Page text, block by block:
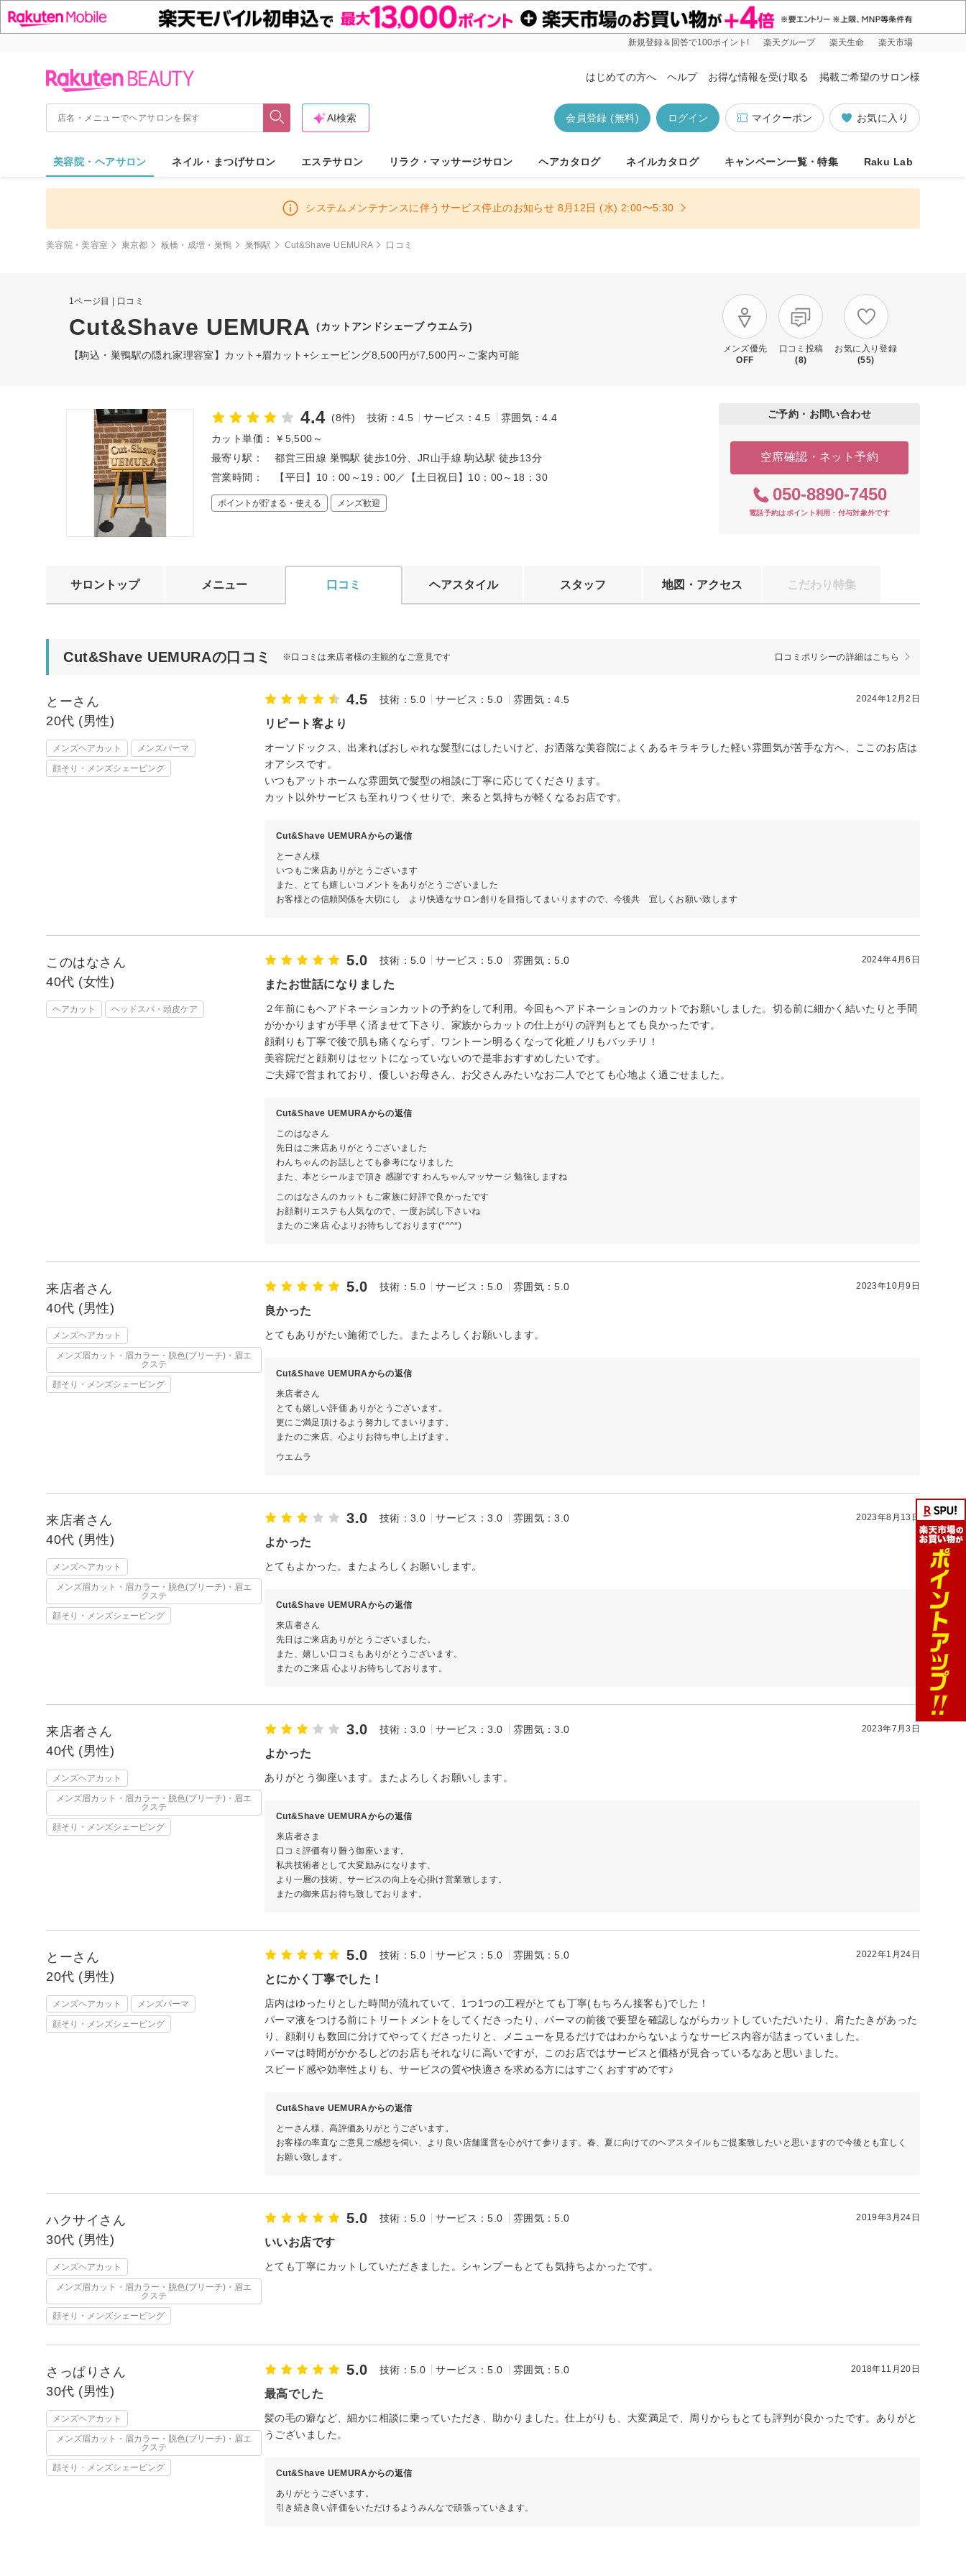
新規登録＆回答で100ポイント! 楽天グループ 楽天生命 楽天市場
はじめての方へ ヘルプ お得な情報を受け取る 掲載ご希望のサロン様
お気に入り
マイクーポン
ログイン
会員登録 (無料)
AI検索
美容院・ヘアサロン ネイル・まつげサロン エステサロン リラク・マッサージサロン ヘアカタログ ネイルカタログ キャンペーン一覧・特集 Raku Lab
システムメンテナンスに伴うサービス停止のお知らせ 8月12日 (水) 2:00〜5:30
美容院・美容室 東京都 板橋・成増・巣鴨 巣鴨駅 Cut&Shave UEMURA 口コミ
1ページ目 | 口コミ
Cut&Shave UEMURA (カットアンドシェーブ ウエムラ)
【駒込・巣鴨駅の隠れ家理容室】カット+眉カット+シェービング8,500円が7,500円～ご案内可能
メンズ優先
OFF
口コミ投稿
(8)
お気に入り登録
(55)
4.4 (8件) 技術：4.5 サービス：4.5
雰囲気：4.4
カット単価：
￥5,500～
最寄り駅：
都営三田線 巣鴨駅 徒歩10分、JR山手線 駒込駅 徒歩13分
営業時間：
【平日】10：00～19：00／【土日祝日】10：00～18：30
ポイントが貯まる・使える メンズ歓迎
ご予約・お問い合わせ
空席確認・ネット予約
050-8890-7450
電話予約はポイント利用・付与対象外です
サロントップ メニュー 口コミ ヘアスタイル スタッフ 地図・アクセス こだわり特集
Cut&Shave UEMURAの口コミ ※口コミは来店者様の主観的なご意見です 口コミポリシーの詳細はこちら
とーさん
20代 (男性)
メンズヘアカット
メンズパーマ
顔そり・メンズシェービング
4.5 技術：5.0 サービス：5.0 雰囲気：4.5 2024年12月2日
リピート客より
オーソドックス、出来ればおしゃれな髪型にはしたいけど、お洒落な美容院によくあるキラキラした軽い雰囲気が苦手な方へ、ここのお店は
オアシスです。
いつもアットホームな雰囲気で髪型の相談に丁寧に応じてくださります。
カット以外サービスも至れりつくせりで、来ると気持ちが軽くなるお店です。
Cut&Shave UEMURAからの返信
とーさん様
いつもご来店ありがとうございます
また、とても嬉しいコメントをありがとうございました
お客様との信頼関係を大切にし より快適なサロン創りを目指してまいりますので、今後共 宜しくお願い致します
このはなさん
40代 (女性)
ヘアカット ヘッドスパ・頭皮ケア
5.0 技術：5.0 サービス：5.0 雰囲気：5.0 2024年4月6日
またお世話になりました
２年前にもヘアドネーションカットの予約をして利用。今回もヘアドネーションのカットでお願いしました。切る前に細かく結いたりと手間
がかかりますが手早く済ませて下さり、家族からカットの仕上がりの評判もとても良かったです。
顔剃りも丁寧で後で肌も痛くならず、ワントーン明るくなって化粧ノリもバッチリ！
美容院だと顔剃りはセットになっていないので是非おすすめしたいです。
ご夫婦で営まれており、優しいお母さん、お父さんみたいなお二人でとても心地よく過ごせました。
Cut&Shave UEMURAからの返信
このはなさん
先日はご来店ありがとうございました
わんちゃんのお話しとても参考になりました
また、本とシールまで頂き 感謝です わんちゃんマッサージ 勉強しますね
このはなさんのカットもご家族に好評で良かったです
お顔剃りエステも人気なので、一度お試し下さいね
またのご来店 心よりお待ちしております(*^^*)
来店者さん
40代 (男性)
メンズヘアカット
メンズ眉カット・眉カラー・脱色(ブリーチ)・眉エ
クステ
顔そり・メンズシェービング
5.0 技術：5.0 サービス：5.0 雰囲気：5.0 2023年10月9日
良かった
とてもありがたい施術でした。またよろしくお願いします。
Cut&Shave UEMURAからの返信
来店者さん
とても嬉しい評価 ありがとうございます。
更にご満足頂けるよう努力してまいります。
またのご来店、心よりお待ち申し上げます。
ウエムラ
来店者さん
40代 (男性)
メンズヘアカット
メンズ眉カット・眉カラー・脱色(ブリーチ)・眉エ
クステ
顔そり・メンズシェービング
3.0 技術：3.0 サービス：3.0 雰囲気：3.0 2023年8月13日
よかった
とてもよかった。またよろしくお願いします。
Cut&Shave UEMURAからの返信
来店者さん
先日はご来店ありがとうございました。
また、嬉しい口コミもありがとうございます。
またのご来店 心よりお待ちしております。
来店者さん
40代 (男性)
メンズヘアカット
メンズ眉カット・眉カラー・脱色(ブリーチ)・眉エ
クステ
顔そり・メンズシェービング
3.0 技術：3.0 サービス：3.0 雰囲気：3.0 2023年7月3日
よかった
ありがとう御座います。またよろしくお願いします。
Cut&Shave UEMURAからの返信
来店者さま
口コミ評価有り難う御座います。
私共技術者として大変励みになります、
より一層の技術、サービスの向上を心掛け営業致します。
またの御来店お待ち致しております。
とーさん
20代 (男性)
メンズヘアカット
メンズパーマ
顔そり・メンズシェービング
5.0 技術：5.0 サービス：5.0 雰囲気：5.0 2022年1月24日
とにかく丁寧でした！
店内はゆったりとした時間が流れていて、1つ1つの工程がとても丁寧(もちろん接客も)でした！
パーマ液をつける前にトリートメントをしてくださったり、パーマの前後で要望を確認しながらカットしていただいたり、肩たたきがあった
り、顔剃りも数回に分けてやってくださったりと、メニューを見るだけではわからないようなサービス内容が詰まっていました。
パーマは時間がかかるしどのお店もそれなりに高いですが、このお店ではサービスと価格が見合っているなあと思いました。
スピード感や効率性よりも、サービスの質や快適さを求める方にはすごくおすすめです♪
Cut&Shave UEMURAからの返信
とーさん様、高評価ありがとうございます。
お客様の率直なご意見ご感想を伺い、より良い店舗運営を心がけて参ります。春、夏に向けてのヘアスタイルもご提案致したいと思いますので今後とも宜しく
お願い致します。
ハクサイさん
30代 (男性)
メンズヘアカット
メンズ眉カット・眉カラー・脱色(ブリーチ)・眉エ
クステ
顔そり・メンズシェービング
5.0 技術：5.0 サービス：5.0 雰囲気：5.0 2019年3月24日
いいお店です
とても丁寧にカットしていただきました。シャンプーもとても気持ちよかったです。
さっぱりさん
30代 (男性)
メンズヘアカット
メンズ眉カット・眉カラー・脱色(ブリーチ)・眉エ
クステ
顔そり・メンズシェービング
5.0 技術：5.0 サービス：5.0 雰囲気：5.0 2018年11月20日
最高でした
髪の毛の癖など、細かに相談に乗っていただき、助かりました。仕上がりも、大変満足で、周りからもとても評判が良かったです。ありがと
うございました。
Cut&Shave UEMURAからの返信
ありがとうございます。
引き続き良い評価をいただけるようみんなで頑張っていきます。